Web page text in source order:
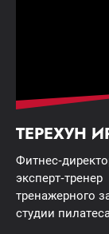
ТЕРЕХУН
Фитнес-
эксперт-тренер
тренажерного
студии